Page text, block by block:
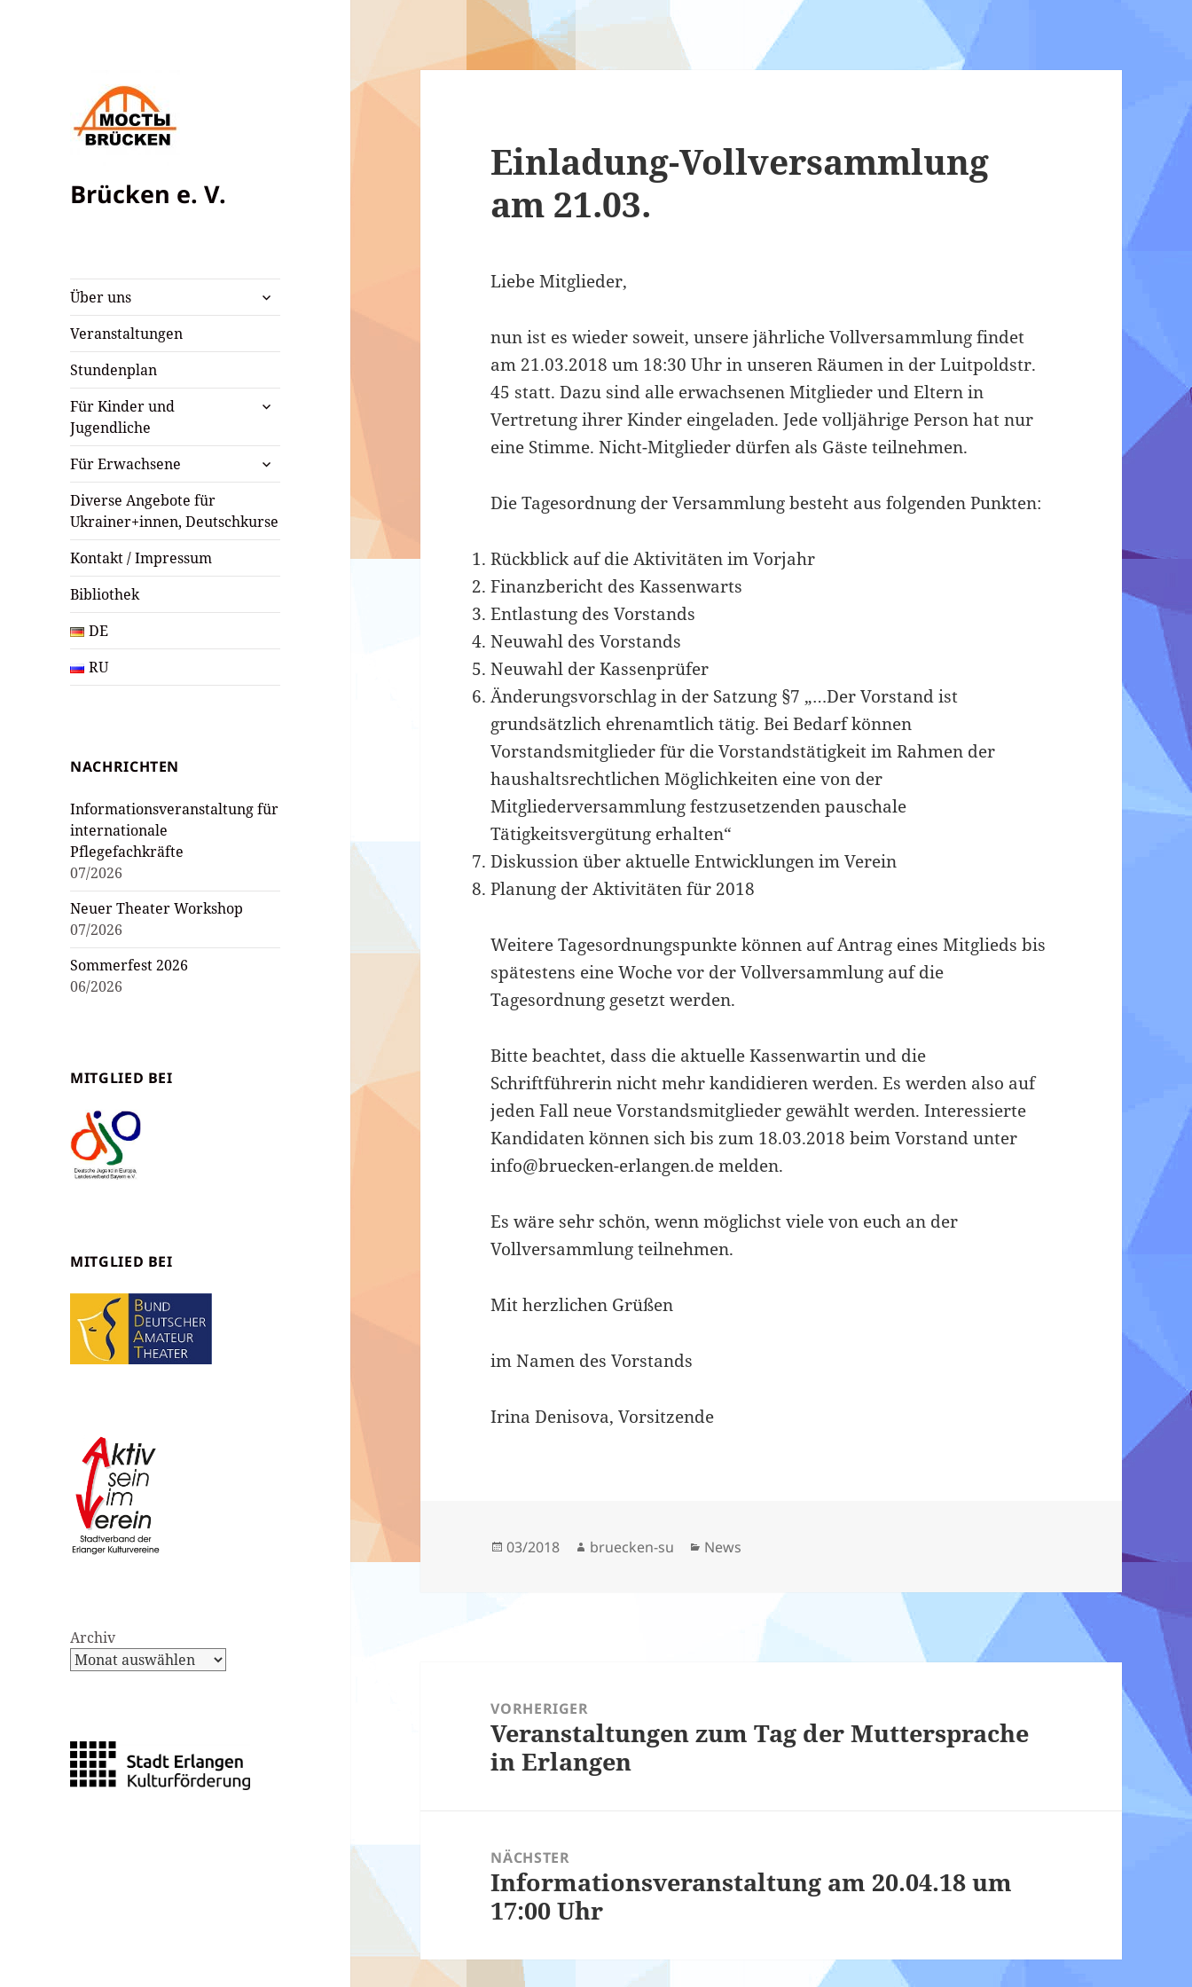
Brücken e. V.
Über uns
untermenü
öffnen
Veranstaltungen
Stundenplan
Für Kinder und
Jugendliche
untermenü
Für Erwachsene
untermenü
öffnen
Diverse Angebote für
Ukrainer+innen, Deutschkurse
Kontakt / Impressum
Bibliothek
DE
RU
NACHRICHTEN
Informationsveranstaltung für
internationale
Pflegefachkräfte
07/2026
Neuer Theater Workshop
07/2026
Sommerfest 2026
06/2026
MITGLIED BEI
MITGLIED BEI
Archiv
Einladung-Vollversammlung
am 21.03.
Liebe Mitglieder,
nun ist es wieder soweit, unsere jährliche Vollversammlung findet
am 21.03.2018 um 18:30 Uhr in unseren Räumen in der Luitpoldstr.
45 statt. Dazu sind alle erwachsenen Mitglieder und Eltern in
Vertretung ihrer Kinder eingeladen. Jede volljährige Person hat nur
eine Stimme. Nicht-Mitglieder dürfen als Gäste teilnehmen.
Die Tagesordnung der Versammlung besteht aus folgenden Punkten:
Rückblick auf die Aktivitäten im Vorjahr
Finanzbericht des Kassenwarts
Entlastung des Vorstands
Neuwahl des Vorstands
Neuwahl der Kassenprüfer
Änderungsvorschlag in der Satzung §7 „…Der Vorstand ist
grundsätzlich ehrenamtlich tätig. Bei Bedarf können
Vorstandsmitglieder für die Vorstandstätigkeit im Rahmen der
haushaltsrechtlichen Möglichkeiten eine von der
Mitgliederversammlung festzusetzenden pauschale
Tätigkeitsvergütung erhalten“
Diskussion über aktuelle Entwicklungen im Verein
Planung der Aktivitäten für 2018
Weitere Tagesordnungspunkte können auf Antrag eines Mitglieds bis
spätestens eine Woche vor der Vollversammlung auf die
Tagesordnung gesetzt werden.
Bitte beachtet, dass die aktuelle Kassenwartin und die
Schriftführerin nicht mehr kandidieren werden. Es werden also auf
jeden Fall neue Vorstandsmitglieder gewählt werden. Interessierte
Kandidaten können sich bis zum 18.03.2018 beim Vorstand unter
info@bruecken-erlangen.de melden.
Es wäre sehr schön, wenn möglichst viele von euch an der
Vollversammlung teilnehmen.
Mit herzlichen Grüßen
im Namen des Vorstands
Irina Denisova, Vorsitzende
Veröffentlicht
03/2018 Autor
bruecken-su Kategorien
News
VORHERIGER
Vorheriger
Beitrag:
Veranstaltungen zum Tag der Muttersprache
in Erlangen
NÄCHSTER
Nächster
Beitrag:
Informationsveranstaltung am 20.04.18 um
17:00 Uhr